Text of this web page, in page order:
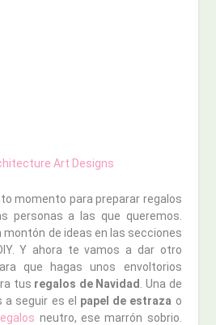
Art Designs
momento para preparar regalos
personas a las que queremos.
de ideas en las secciones
Y ahora te vamos a dar otro
que hagas unos envoltorios
tus regalos de Navidad
. Una de
a seguir es el papel de estraza o
neutro, ese marrón sobrio.